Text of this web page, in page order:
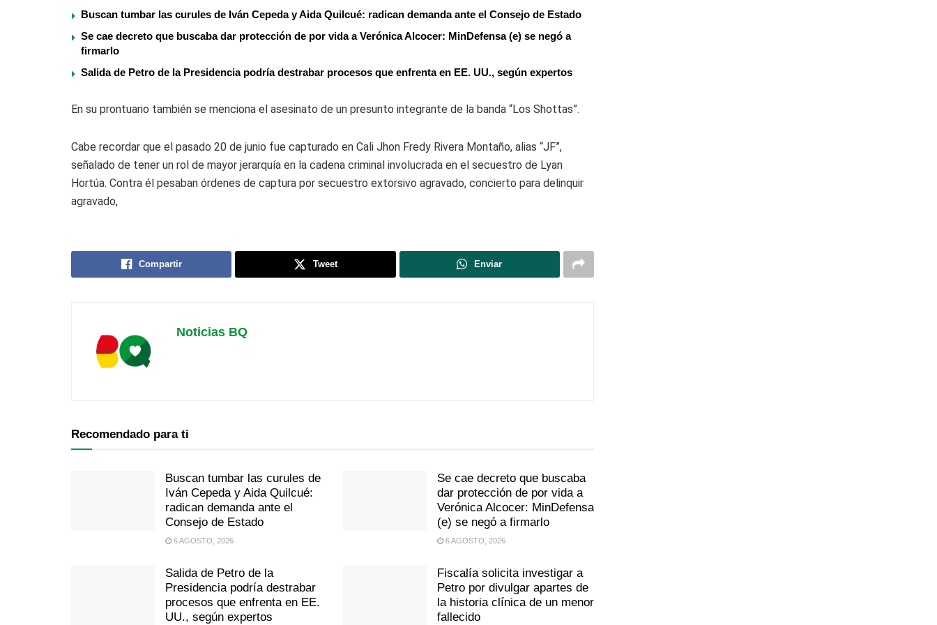
Buscan tumbar las curules de Iván Cepeda y Aida Quilcué: radican demanda ante el Consejo de Estado
Se cae decreto que buscaba dar protección de por vida a Verónica Alcocer: MinDefensa (e) se negó a
firmarlo
Salida de Petro de la Presidencia podría destrabar procesos que enfrenta en EE. UU., según expertos
En su prontuario también se menciona el asesinato de un presunto integrante de la banda “Los Shottas”.
Cabe recordar que el pasado 20 de junio fue capturado en Cali Jhon Fredy Rivera Montaño, alias “JF”,
señalado de tener un rol de mayor jerarquía en la cadena criminal involucrada en el secuestro de Lyan
Hortúa. Contra él pesaban órdenes de captura por secuestro extorsivo agravado, concierto para delinquir
agravado,
Compartir Tweet Enviar
Noticias BQ
Recomendado para ti
Buscan tumbar las curules de
Iván Cepeda y Aida Quilcué:
radican demanda ante el
Consejo de Estado
6 AGOSTO, 2026
Se cae decreto que buscaba
dar protección de por vida a
Verónica Alcocer: MinDefensa
(e) se negó a firmarlo
6 AGOSTO, 2026
Salida de Petro de la
Presidencia podría destrabar
procesos que enfrenta en EE.
UU., según expertos
Fiscalía solicita investigar a
Petro por divulgar apartes de
la historia clínica de un menor
fallecido